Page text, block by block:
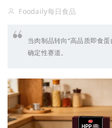
Foodaily每日食品
当肉制品转向“高品质即食
确定性赛道。